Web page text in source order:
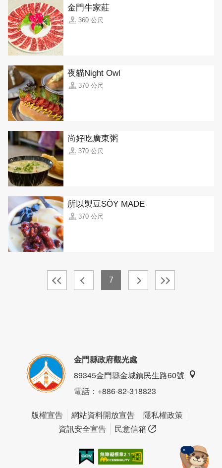
金門牛家莊
360 公尺
夜貓Night Owl
370 公尺
尚好吃廣東粥
370 公尺
所以製豆SÒY MADE
370 公尺
7
金門縣政府觀光處
89345金門縣金城鎮民生路60號
電話：+886-82-318823
版權宣告 網站資料開放宣告
隱私權政策
資訊安全宣告
民意信箱